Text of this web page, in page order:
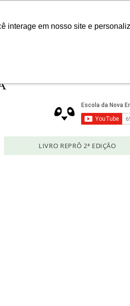
interage em nosso site e
LIVRO REPRÔ 2ª EDIÇÃO